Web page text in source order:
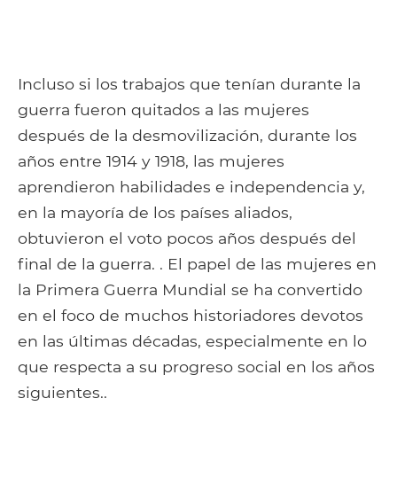
Incluso si los trabajos que tenían durante la
guerra fueron quitados a las mujeres
después de la desmovilización, durante los
años entre 1914 y 1918, las mujeres
aprendieron habilidades e independencia y,
en la mayoría de los países aliados,
obtuvieron el voto pocos años después del
final de la guerra. . El papel de las mujeres en
la Primera Guerra Mundial se ha convertido
en el foco de muchos historiadores devotos
en las últimas décadas, especialmente en lo
que respecta a su progreso social en los años
siguientes..